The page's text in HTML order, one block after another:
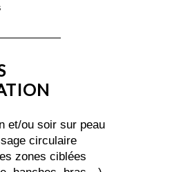
et/ou soir sur peau
circulaire
zones ciblées